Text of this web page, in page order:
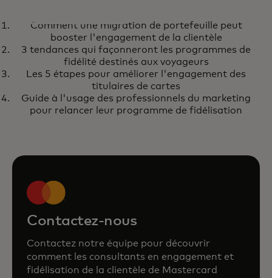
Comment une migration de
portefeuille peut booster
l'engagement de la clientèle
En savoir pluss’ouvre dans un nouvel onglet
Comment une migration de portefeuille peut
booster l'engagement de la clientèle
3 tendances qui façonneront les programmes de
fidélité destinés aux voyageurs
Les 5 étapes pour améliorer l'engagement des
titulaires de cartes
Guide à l'usage des professionnels du marketing
pour relancer leur programme de fidélisation
Contactez-nous
Contactez notre équipe pour découvrir
comment les consultants en engagement et
fidélisation de la clientèle de Mastercard